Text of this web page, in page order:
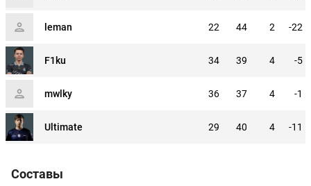
leman 22 44 2 -22
F1ku 34 39 4 -5
mwlky 36 37 4 -1
Ultimate 29 40 4 -11
Составы